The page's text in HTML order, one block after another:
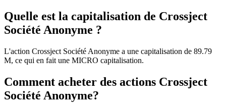
Quelle est la capitalisation de Crossject
Société Anonyme ?
L'action Crossject Société Anonyme a une capitalisation de 89.79
M, ce qui en fait une MICRO capitalisation.
Comment acheter des actions Crossject
Société Anonyme?